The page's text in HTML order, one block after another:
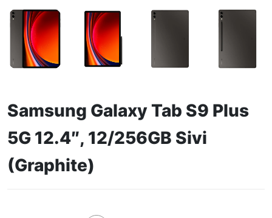
Samsung Galaxy Tab S9 Plus
5G 12.4″, 12/256GB Sivi
(Graphite)